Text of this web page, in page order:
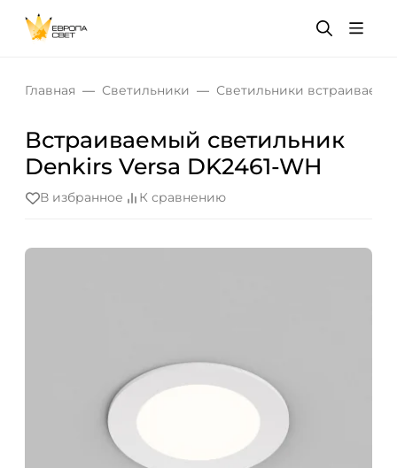
Главная Светильники Светильники
Встраиваемый светильник
Denkirs Versa DK2461-WH
В избранное К сравнению